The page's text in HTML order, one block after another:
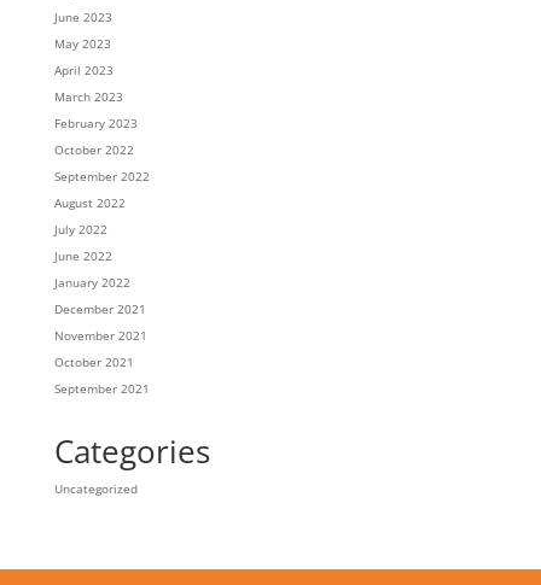
June 2023
May 2023
April 2023
March 2023
February 2023
October 2022
September 2022
August 2022
July 2022
June 2022
January 2022
December 2021
November 2021
October 2021
September 2021
Categories
Uncategorized